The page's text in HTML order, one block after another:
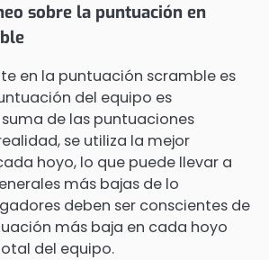
sobre la puntuación en
en la puntuación scramble es
del equipo es
de las puntuaciones
se utiliza la mejor
hoyo, lo que puede llevar a
más bajas de lo
deben ser conscientes de
más baja en cada hoyo
del equipo.